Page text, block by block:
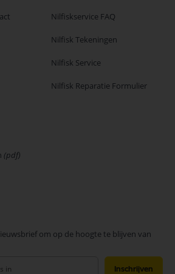
(pdf)
Nilfiskservice FAQ
Nilfisk Tekeningen
Nilfisk Service
Nilfisk Reparatie Formulier
om op de hoogte te blijven van
Inschrijven